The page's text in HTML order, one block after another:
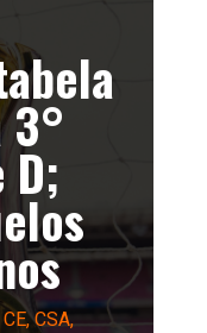
D;
CE,CSA,